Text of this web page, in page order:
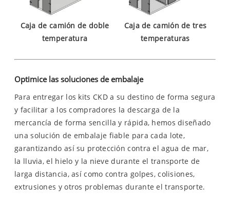
Caja de camión de doble
temperatura
Caja de camión de tres
temperaturas
Optimice las soluciones de embalaje
Para entregar los kits CKD a su destino de forma segura
y facilitar a los compradores la descarga de la
mercancía de forma sencilla y rápida, hemos diseñado
una solución de embalaje fiable para cada lote,
garantizando así su protección contra el agua de mar,
la lluvia, el hielo y la nieve durante el transporte de
larga distancia, así como contra golpes, colisiones,
extrusiones y otros problemas durante el transporte.